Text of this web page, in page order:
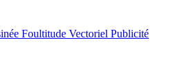
Foultitude Vectoriel Publicité